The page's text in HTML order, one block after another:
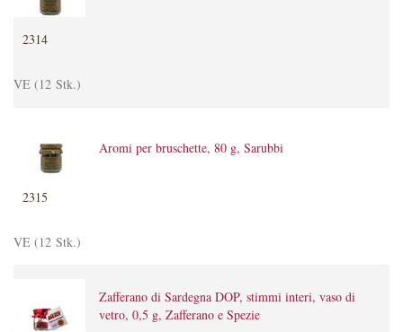
2314
VE (12 Stk.)
Aromi per bruschette, 80 g, Sarubbi
2315
VE (12 Stk.)
Zafferano di Sardegna DOP, stimmi interi, vaso di
vetro, 0,5 g, Zafferano e Spezie